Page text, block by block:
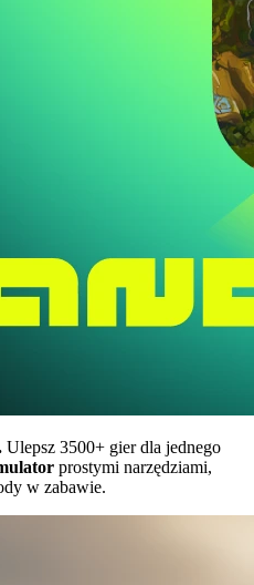
Ulepsz 3500+ gier dla jednego
prostymi narzędziami,
w zabawie.